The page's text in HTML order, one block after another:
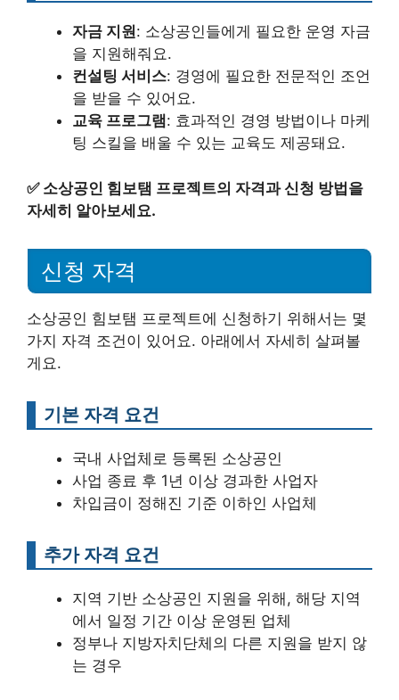
자금 지원: 소상공인들에게 필요한 운영 자금
을 지원해줘요.
컨설팅 서비스: 경영에 필요한 전문적인 조언
을 받을 수 있어요.
교육 프로그램: 효과적인 경영 방법이나 마케
팅 스킬을 배울 수 있는 교육도 제공돼요.
✅ 소상공인 힘보탬 프로젝트의 자격과 신청 방법을
자세히 알아보세요.
신청 자격
소상공인 힘보탬 프로젝트에 신청하기 위해서는 몇
가지 자격 조건이 있어요. 아래에서 자세히 살펴볼
게요.
기본 자격 요건
국내 사업체로 등록된 소상공인
사업 종료 후 1년 이상 경과한 사업자
차입금이 정해진 기준 이하인 사업체
추가 자격 요건
지역 기반 소상공인 지원을 위해, 해당 지역
에서 일정 기간 이상 운영된 업체
정부나 지방자치단체의 다른 지원을 받지 않
는 경우